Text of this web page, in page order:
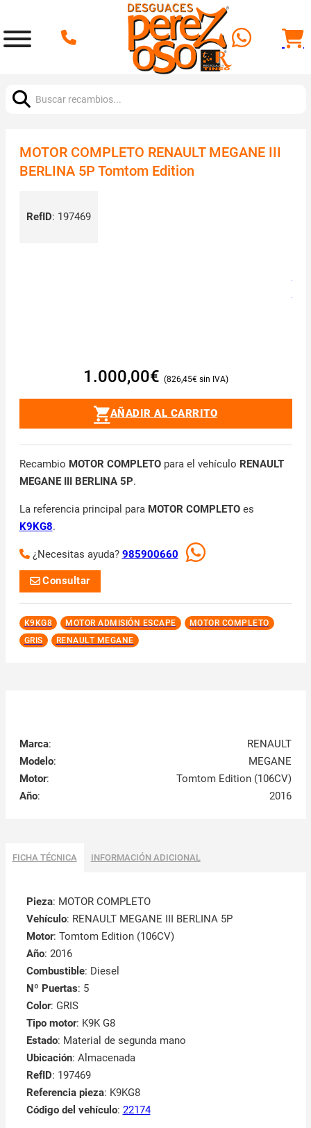
MOTOR COMPLETO RENAULT MEGANE III
BERLINA 5P Tomtom Edition
RefID: 197469
1.000,00€ 826,45€
AÑADIR AL CARRITO
Recambio MOTOR COMPLETOpara el vehículo RENAULT
MEGANE III BERLINA 5P.
La referencia principal para MOTOR COMPLETOes
K9KG8.
¿Necesitas ayuda? 985900660
Consultar
K9KG8 MOTOR ADMISIÓN ESCAPE
MOTOR COMPLETO
GRIS
RENAULT MEGANE
Marca:
RENAULT
Modelo:
MEGANE
Motor:
Tomtom Edition (106CV)
Año: 2016
FICHA TÉCNICA INFORMACIÓN ADICIONAL
Pieza: MOTOR COMPLETO
Vehículo: RENAULT MEGANE III BERLINA 5P
Motor: Tomtom Edition (106CV)
Año: 2016
Combustible: Diesel
Nº Puertas: 5
Color: GRIS
Tipo motor: K9K G8
Estado: Material de segunda mano
Ubicación: Almacenada
RefID: 197469
Referencia pieza: K9KG8
Código del vehículo: 22174